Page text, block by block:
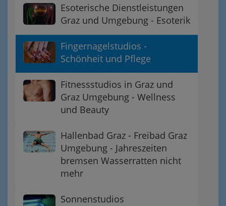
Esoterische Dienstleistungen
Graz und Umgebung - Esoterik
Fingernagelstudios -
Schönheit und Pflege
Fitnessstudios in Graz und
Graz Umgebung - Wellness
und Beauty
Hallenbad Graz - Freibad Graz
Umgebung - Jahreszeiten
bremsen Wasserratten nicht
mehr
Sonnenstudios